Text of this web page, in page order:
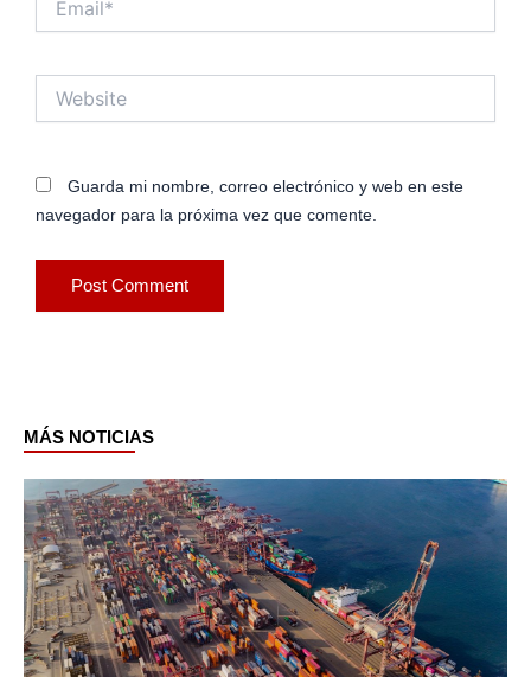
Guarda mi nombre, correo electrónico y web en este
navegador para la próxima vez que comente.
MÁS NOTICIAS
PagePage